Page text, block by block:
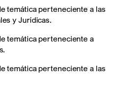
temática perteneciente a las
y Jurídicas.
temática perteneciente a
temática perteneciente a las